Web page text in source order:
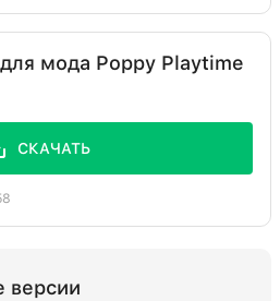
мода Poppy Playtime
СКАЧАТЬ
версии